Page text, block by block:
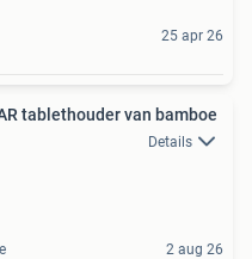
25 apr 26
tablethouder van bamboe
Details
2 aug 26